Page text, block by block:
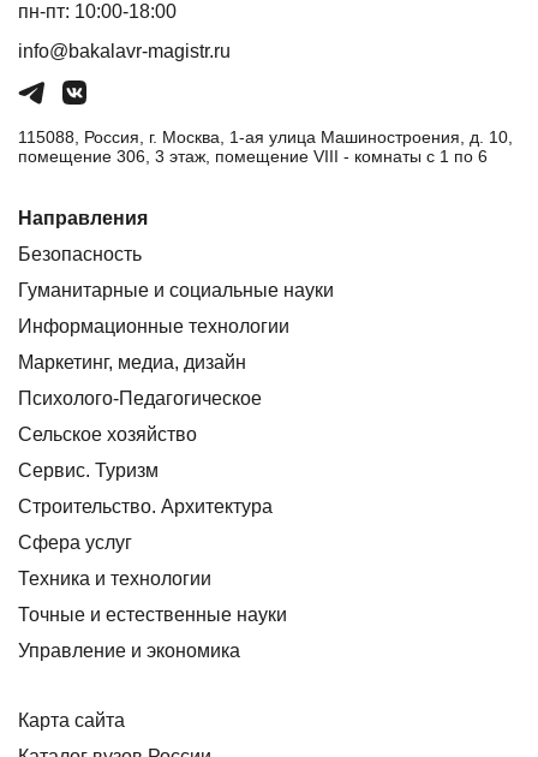
пн-пт: 10:00-18:00
info@bakalavr-magistr.ru
115088, Россия, г. Москва, 1-ая улица Машиностроения, д. 10,
помещение 306, 3 этаж, помещение VIII - комнаты с 1 по 6
Направления
Безопасность
Гуманитарные и социальные науки
Информационные технологии
Маркетинг, медиа, дизайн
Психолого-Педагогическое
Сельское хозяйство
Сервис. Туризм
Строительство. Архитектура
Сфера услуг
Техника и технологии
Точные и естественные науки
Управление и экономика
Карта сайта